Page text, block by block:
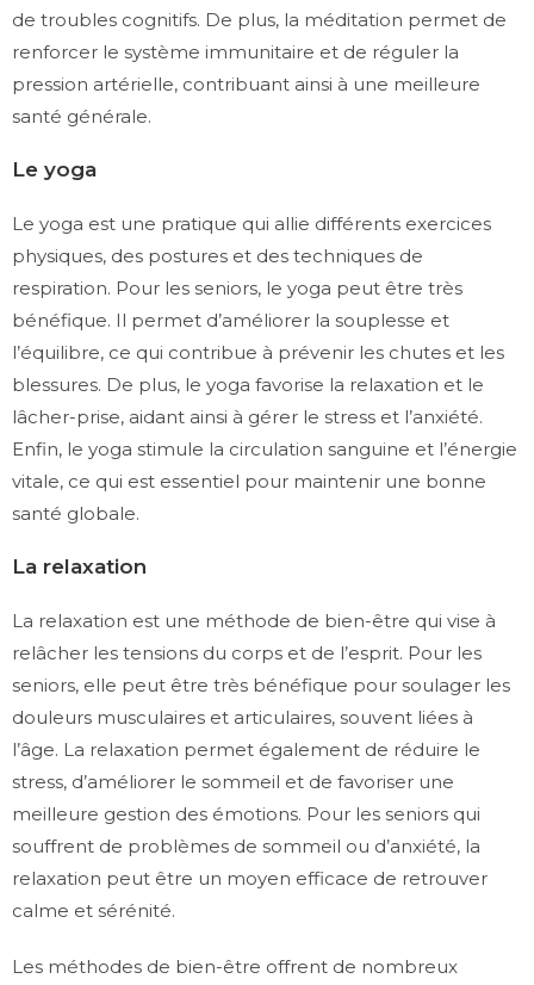
de troubles cognitifs. De plus, la méditation permet de
renforcer le système immunitaire et de réguler la
pression artérielle, contribuant ainsi à une meilleure
santé générale.
Le yoga
Le yoga est une pratique qui allie différents exercices
physiques, des postures et des techniques de
respiration. Pour les seniors, le yoga peut être très
bénéfique. Il permet d’améliorer la souplesse et
l’équilibre, ce qui contribue à prévenir les chutes et les
blessures. De plus, le yoga favorise la relaxation et le
lâcher-prise, aidant ainsi à gérer le stress et l’anxiété.
Enfin, le yoga stimule la circulation sanguine et l’énergie
vitale, ce qui est essentiel pour maintenir une bonne
santé globale.
La relaxation
La relaxation est une méthode de bien-être qui vise à
relâcher les tensions du corps et de l’esprit. Pour les
seniors, elle peut être très bénéfique pour soulager les
douleurs musculaires et articulaires, souvent liées à
l’âge. La relaxation permet également de réduire le
stress, d’améliorer le sommeil et de favoriser une
meilleure gestion des émotions. Pour les seniors qui
souffrent de problèmes de sommeil ou d’anxiété, la
relaxation peut être un moyen efficace de retrouver
calme et sérénité.
Les méthodes de bien-être offrent de nombreux